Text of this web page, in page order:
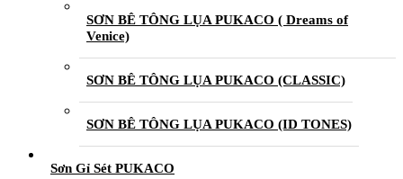
SƠN BÊ TÔNG LỤA PUKACO ( Dreams of
Venice)
SƠN BÊ TÔNG LỤA PUKACO (CLASSIC)
SƠN BÊ TÔNG LỤA PUKACO (ID TONES)
Sơn Gỉ Sét PUKACO